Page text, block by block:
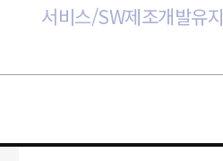
서비스/SW제조개발유